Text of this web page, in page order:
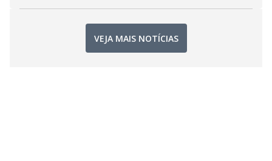
VEJA MAIS NOTÍCIAS